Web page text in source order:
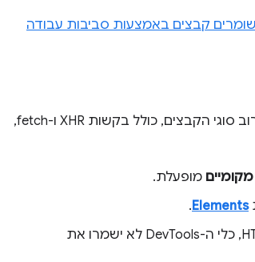
קבצים באמצעות סביבות עבודה
ביטולים מקומיים פועלים עבור כותרות של תגובות מהרשת ועבור רוב סוגי הקבצים, כולל בקשות XHR ו-fetch,
מופעלת.
Elements
.
, ומקור ה-CSS הוא קובץ HTML, כלי ה-DevTools לא ישמרו את